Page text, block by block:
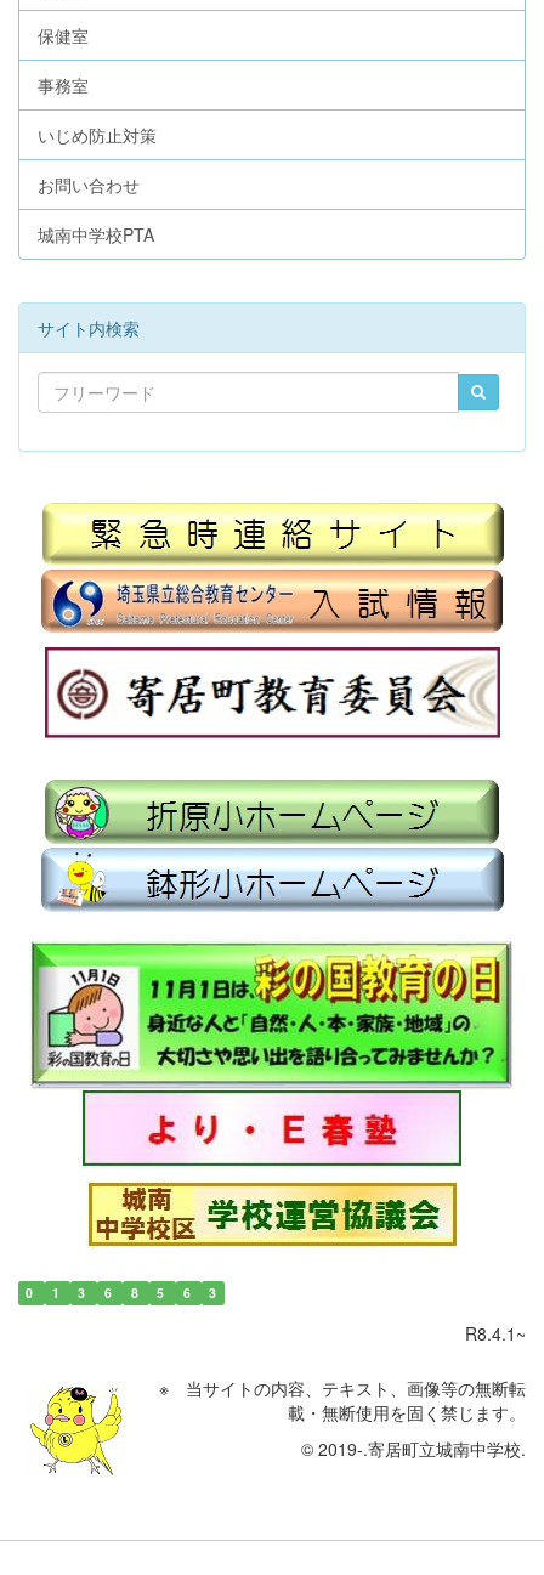
保健室
事務室
いじめ防止対策
お問い合わせ
城南中学校PTA
サイト内検索
0 1 3 6 8 5 6 3
R8.4.1~
※ 当サイトの内容、テキスト、画像等の無断転
載・無断使用を固く禁じます。
© 2019-.寄居町立城南中学校.